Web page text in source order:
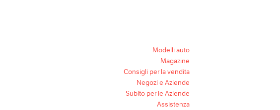
Modelli auto
Magazine
Consigli per la vendita
Negozi e Aziende
Subito per le Aziende
Assistenza